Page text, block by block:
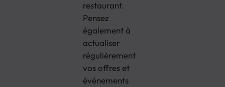
restaurant.
Pensez
également à
actualiser
régulièrement
vos offres et
événements